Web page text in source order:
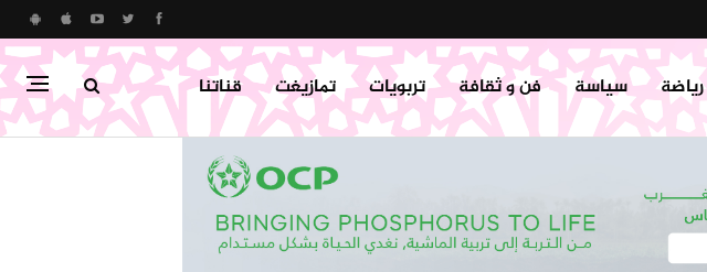
رياضة سياسة فن و ثقافة تربويات تمازيغت قناتنا